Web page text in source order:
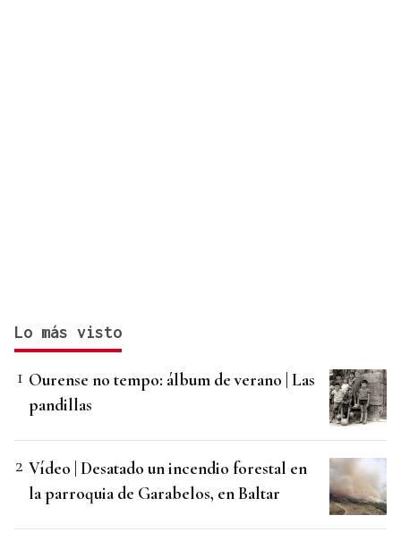
Lo más visto
Ourense no tempo: álbum de verano | Las
pandillas
Vídeo | Desatado un incendio forestal en
la parroquia de Garabelos, en Baltar